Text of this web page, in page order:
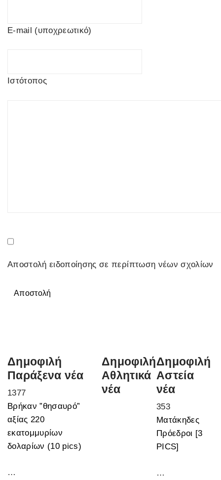
E-mail (υποχρεωτικό)
Ιστότοπος
Αποστολή ειδοποίησης σε περίπτωση νέων σχολίων
Αποστολή
Δημοφιλή
Παράξενα νέα
1377
Βρήκαν ”θησαυρό”
αξίας 220
εκατομμυρίων
δολαρίων (10 pics)
…
Δημοφιλή
Αθλητικά
νέα
Δημοφιλή
Αστεία
νέα
353
Ματάκηδες
Πρόεδροι [3
PICS]
…